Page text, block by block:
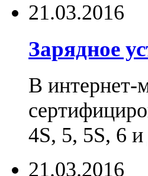
21.03.2016
Зарядное
В интернет-
4S, 5, 5S, 6
21.03.2016